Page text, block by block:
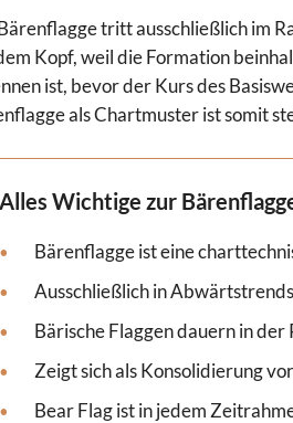
tritt ausschließlich im
Kopf, weil die Formation
ist, bevor der Kurs des
als Chartmuster ist somit
Alles Wichtige zur
Bärenflagge ist eine
Ausschließlich in
Bärische Flaggen dauern in der
Zeigt sich als Konsolidierung
Bear Flag ist in jedem